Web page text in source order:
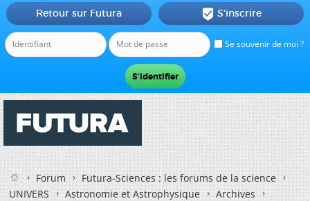
Se souvenir de moi ?
Retour sur Futura  S'inscrire
Forum
Futura-Sciences : les forums de la science
UNIVERS
Astronomie et Astrophysique
Archives